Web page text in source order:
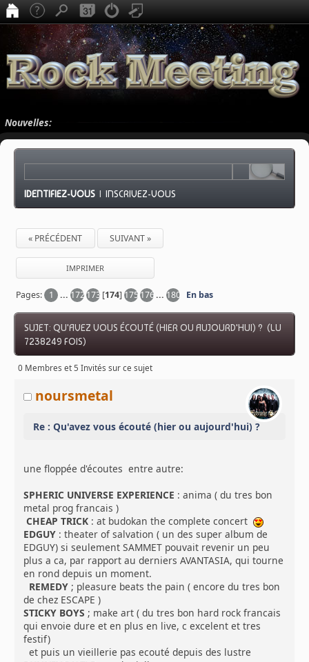
Nouvelles:
IDENTIFIEZ-VOUS |INSCRIVEZ-VOUS
« PRÉCÉDENT SUIVANT »
IMPRIMER
Pages: 1 ...172173 [174]175176...180 En bas
SUJET: QU'AVEZ VOUS ÉCOUTÉ (HIER OU AUJOURD'HUI) ? (LU
7238249 FOIS)
0 Membres et 5 Invités sur ce sujet
noursmetal
Re : Qu'avez vous écouté (hier ou aujourd'hui) ?
une floppée d'écoutes entre autre:
SPHERIC UNIVERSE EXPERIENCE : anima ( du tres bon
metal prog francais )
CHEAP TRICK : at budokan the complete concert
EDGUY : theater of salvation ( un des super album de
EDGUY) si seulement SAMMET pouvait revenir un peu
plus a ca, par rapport au derniers AVANTASIA, qui tourne
en rond depuis un moment.
REMEDY ; pleasure beats the pain ( encore du tres bon
de chez ESCAPE )
STICKY BOYS ; make art ( du tres bon hard rock francais
qui envoie dure et en plus en live, c excelent et tres
festif)
et puis un vieillerie pas ecouté depuis des lustre